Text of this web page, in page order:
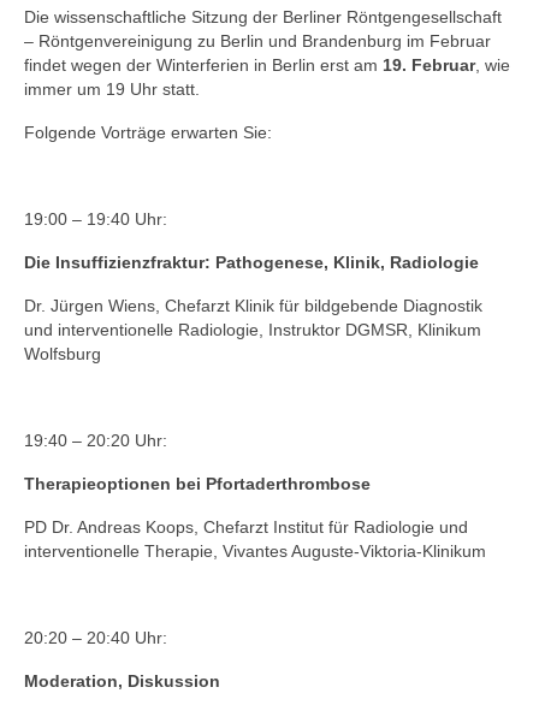
Interne Veranstaltungen
Externe Veranstaltungen
Gustav-Bucky-Preis
Die wissenschaftliche Sitzung der Berliner Röntgengesellschaft
– Röntgenvereinigung zu Berlin und Brandenburg im Februar
findet wegen der Winterferien in Berlin erst am 19. Februar, wie
immer um 19 Uhr statt.
Folgende Vorträge erwarten Sie:
19:00 – 19:40 Uhr:
Die Insuffizienzfraktur: Pathogenese, Klinik, Radiologie
Dr. Jürgen Wiens, Chefarzt Klinik für bildgebende Diagnostik
und interventionelle Radiologie, Instruktor DGMSR, Klinikum
Wolfsburg
19:40 – 20:20 Uhr:
Therapieoptionen bei Pfortaderthrombose
PD Dr. Andreas Koops, Chefarzt Institut für Radiologie und
interventionelle Therapie, Vivantes Auguste-Viktoria-Klinikum
20:20 – 20:40 Uhr:
Moderation, Diskussion